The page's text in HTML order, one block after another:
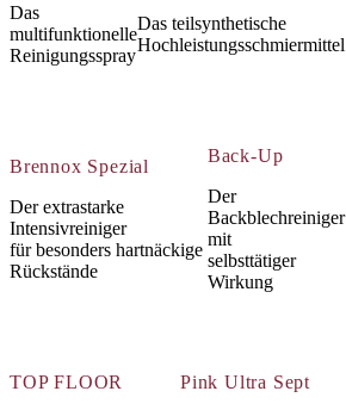
Das
multifunktionelle
Reinigungsspray
Das teilsynthetische
Hochleistungsschmiermittel
Brennox Spezial
Der extrastarke
Intensivreiniger
für besonders hartnäckige
Rückstände
Back-Up
Der
Backblechreiniger
mit
selbsttätiger
Wirkung
TOP FLOOR
Pink Ultra Sept